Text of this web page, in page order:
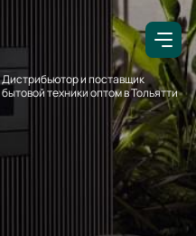
Дистрибьютор и поставщик
бытовой техники оптом в Тольятти